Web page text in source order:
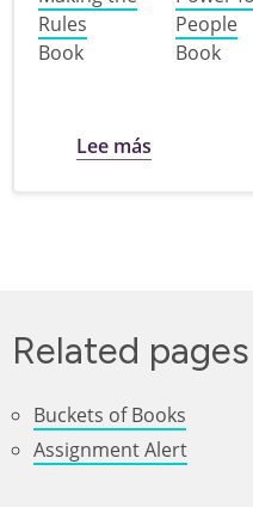
Rules
Book
People
Book
Lee más
Related pages
Buckets of Books
Assignment Alert